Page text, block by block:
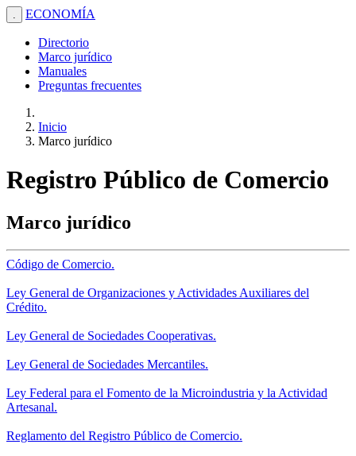
. ECONOMÍA
Directorio
Marco jurídico
Manuales
Preguntas frecuentes
Inicio
Marco jurídico
Registro Público de Comercio
Marco jurídico
Código de Comercio.
Ley General de Organizaciones y Actividades Auxiliares del
Crédito.
Ley General de Sociedades Cooperativas.
Ley General de Sociedades Mercantiles.
Ley Federal para el Fomento de la Microindustria y la Actividad
Artesanal.
Reglamento del Registro Público de Comercio.